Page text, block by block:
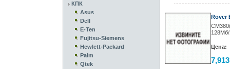
КПК
Asus
Dell
E-Ten
Fujitsu-Siemens
Hewlett-Packard
Palm
Qtek
Rover
128Мб/
Цена: